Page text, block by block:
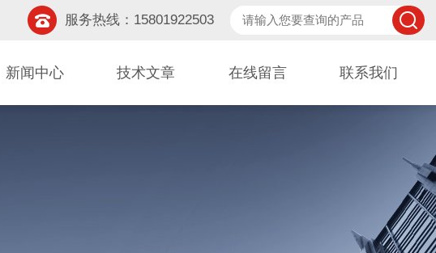
服务热线：15801922503
新闻中心 技术文章 在线留言 联系我们